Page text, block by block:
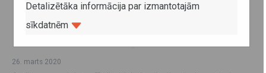
26. marts 2020
Detalizētāka informācija par izmantotajām
sīkdatnēm